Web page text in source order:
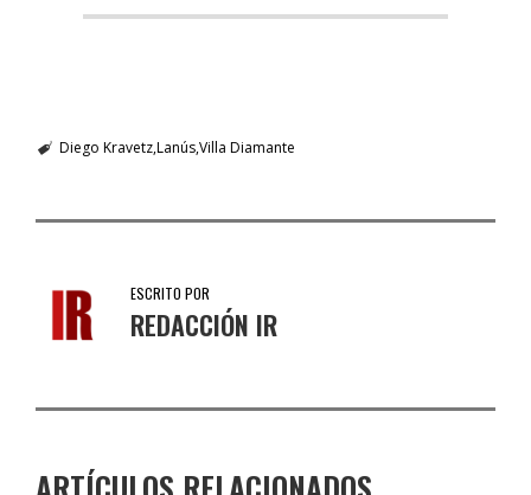
Diego KravetzLanúsVilla Diamante
ESCRITO POR
REDACCIÓN IR